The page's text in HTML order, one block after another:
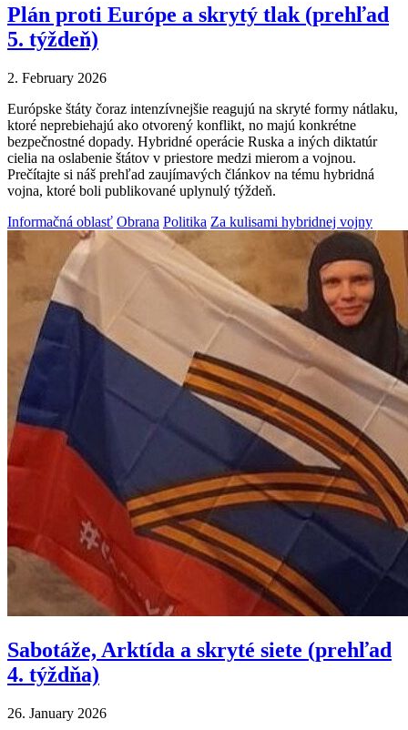
Plán proti Európe a skrytý tlak (prehľad
5. týždeň)
2. February 2026
Európske štáty čoraz intenzívnejšie reagujú na skryté formy nátlaku,
ktoré neprebiehajú ako otvorený konflikt, no majú konkrétne
bezpečnostné dopady. Hybridné operácie Ruska a iných diktatúr
cielia na oslabenie štátov v priestore medzi mierom a vojnou.
Prečítajte si náš prehľad zaujímavých článkov na tému hybridná
vojna, ktoré boli publikované uplynulý týždeň.
Informačná oblasť Obrana Politika Za kulisami hybridnej vojny
Sabotáže, Arktída a skryté siete (prehľad
4. týždňa)
26. January 2026